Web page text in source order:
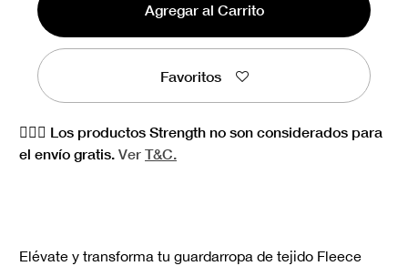
Agregar al Carrito
Favoritos
🏋🏻‍♀️ Los productos Strength no son considerados para
el envío gratis. Ver T&C.
Elévate y transforma tu guardarropa de tejido Fleece